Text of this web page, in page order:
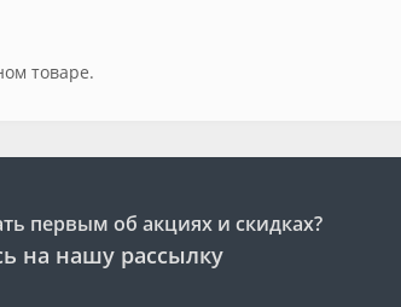
товаре.
первым об акциях и скидках?
на нашу рассылку